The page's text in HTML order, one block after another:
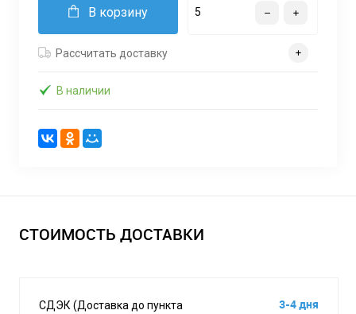
В корзину
Рассчитать доставку
В наличии
СТОИМОСТЬ ДОСТАВКИ
СДЭК (Доставка до пункта
3-4 дня